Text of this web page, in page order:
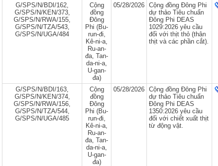
G/SPS/N/BDI/162,
G/SPS/N/KEN/373,
G/SPS/N/RWA/155,
G/SPS/N/TZA/543,
G/SPS/N/UGA/484
Cộng
đồng
Đông
Phi (Bu-
run-đi,
Kê-ni-a,
Ru-an-
đa, Tan-
da-ni-a,
U-gan-
đa)
05/28/2026
Cộng đồng Đông Phi
dự thảo Tiêu chuẩn
Đông Phi DEAS
1029:2026 yêu cầu
đối với thịt thỏ (thân
thịt và các phần cắt).
G/SPS/N/BDI/163,
G/SPS/N/KEN/374,
G/SPS/N/RWA/156,
G/SPS/N/TZA/544,
G/SPS/N/UGA/485
Cộng
đồng
Đông
Phi (Bu-
run-đi,
Kê-ni-a,
Ru-an-
đa, Tan-
da-ni-a,
U-gan-
đa)
05/28/2026
Cộng đồng Đông Phi
dự thảo Tiêu chuẩn
Đông Phi DEAS
1350:2026 yêu cầu
đối với chiết xuất thịt
từ động vật.